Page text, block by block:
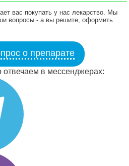
вас покупать у нас лекарство. Мы
вопросы - а вы решите, оформить
о препарате
в мессенджерах: